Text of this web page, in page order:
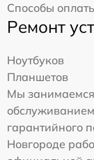
Способы
Ремонт
Ноутбуков
Планшетов
Мы
гарантийного
Новгороде